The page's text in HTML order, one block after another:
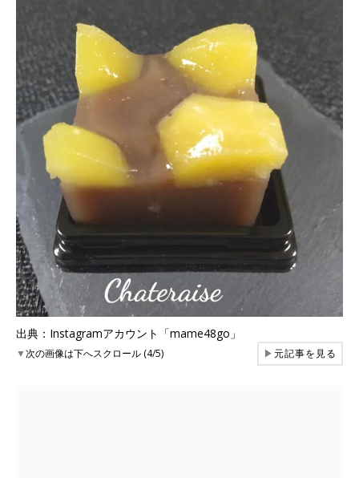
出典：Instagramアカウント「mame48go」
▼次の画像は下へスクロール (4/5) ▶元記事を見る